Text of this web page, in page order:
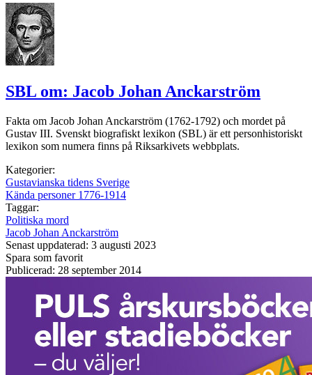
SBL om: Jacob Johan Anckarström
Fakta om Jacob Johan Anckarström (1762-1792) och mordet på
Gustav III. Svenskt biografiskt lexikon (SBL) är ett personhistoriskt
lexikon som numera finns på Riksarkivets webbplats.
Kategorier:
Gustavianska tidens Sverige
Kända personer 1776-1914
Taggar:
Politiska mord
Jacob Johan Anckarström
Senast uppdaterad: 3 augusti 2023
Spara som favorit
Publicerad: 28 september 2014